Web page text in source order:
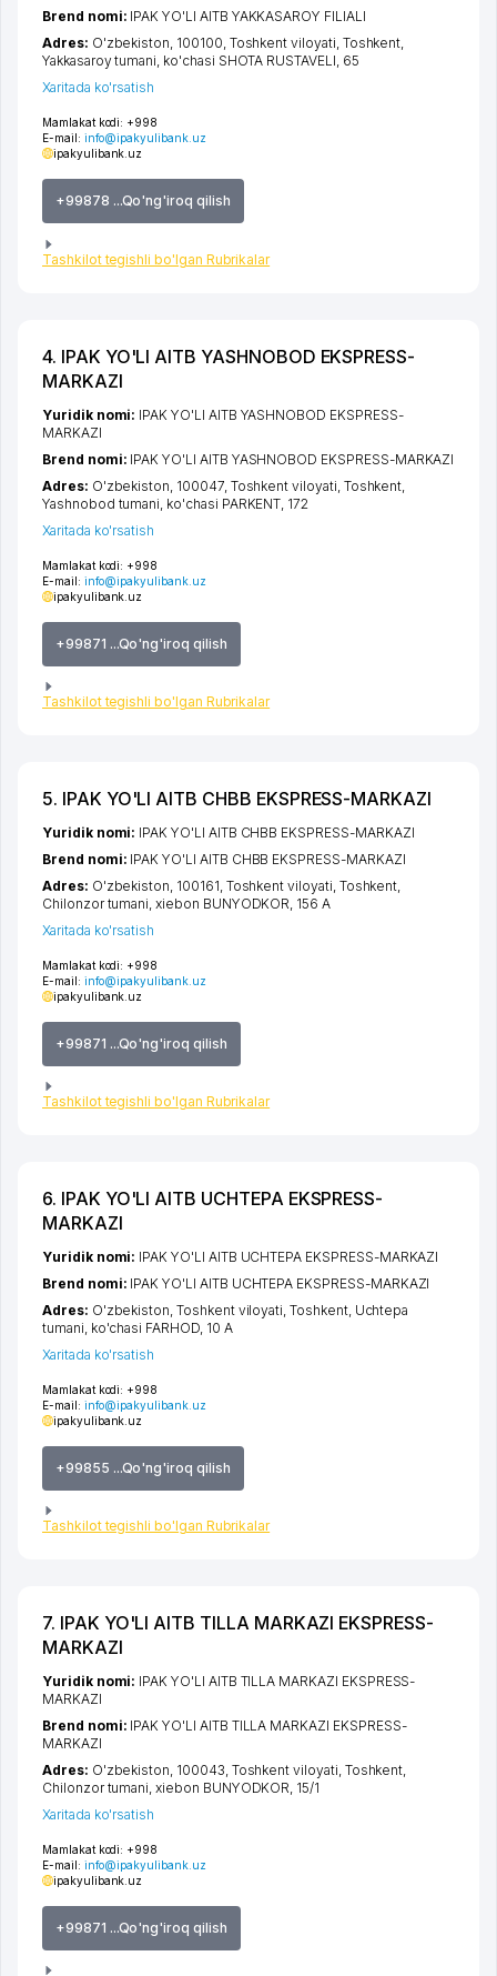
Mamlakat kodi: +998
E-mail: info@ipakyulibank.uz
ipakyulibank.uz
+99878 ...Qo'ng'iroq qilish
Tashkilot tegishli bo'lgan Rubrikalar
Brend nomi: IPAK YO'LI AITB YAKKASAROY FILIALI
Adres: O'zbekiston, 100100, Toshkent viloyati, Toshkent,
Yakkasaroy tumani, ko'chasi SHOTA RUSTAVELI, 65
Xaritada ko'rsatish
4. IPAK YO'LI AITB YASHNOBOD EKSPRESS-
MARKAZI
Mamlakat kodi: +998
E-mail: info@ipakyulibank.uz
ipakyulibank.uz
+99871 ...Qo'ng'iroq qilish
Tashkilot tegishli bo'lgan Rubrikalar
Yuridik nomi: IPAK YO'LI AITB YASHNOBOD EKSPRESS-
MARKAZI
Brend nomi: IPAK YO'LI AITB YASHNOBOD EKSPRESS-MARKAZI
Adres: O'zbekiston, 100047, Toshkent viloyati Toshkent
Yashnobod tumani ko'chasi PARKENT , 172
Xaritada ko'rsatish
5. IPAK YO'LI AITB CHBB EKSPRESS-MARKAZI
Mamlakat kodi: +998
E-mail: info@ipakyulibank.uz
ipakyulibank.uz
+99871 ...Qo'ng'iroq qilish
Tashkilot tegishli bo'lgan Rubrikalar
Yuridik nomi: IPAK YO'LI AITB CHBB EKSPRESS-MARKAZI
Brend nomi: IPAK YO'LI AITB CHBB EKSPRESS-MARKAZI
Adres: O'zbekiston, 100161, Toshkent viloyati Toshkent
Chilonzor tumani ,xiеbon BUNYODKOR , 156 A
Xaritada ko'rsatish
6. IPAK YO'LI AITB UCHTEPA EKSPRESS-
MARKAZI
Mamlakat kodi: +998
E-mail: info@ipakyulibank.uz
ipakyulibank.uz
+99855 ...Qo'ng'iroq qilish
Tashkilot tegishli bo'lgan Rubrikalar
Yuridik nomi: IPAK YO'LI AITB UCHTEPA EKSPRESS-MARKAZI
Brend nomi: IPAK YO'LI AITB UCHTEPA EKSPRESS-MARKAZI
Adres: O'zbekiston,Toshkent viloyati,Toshkent, Uchtepa
tumani, ko'chasi FARHOD, 10 A
Xaritada ko'rsatish
7. IPAK YO'LI AITB TILLA MARKAZI EKSPRESS-
MARKAZI
Mamlakat kodi: +998
E-mail: info@ipakyulibank.uz
ipakyulibank.uz
+99871 ...Qo'ng'iroq qilish
Yuridik nomi: IPAK YO'LI AITB TILLA MARKAZI EKSPRESS-
MARKAZI
Brend nomi: IPAK YO'LI AITB TILLA MARKAZI EKSPRESS-
MARKAZI
Adres: O'zbekiston, 100043, Toshkent viloyati, Toshkent,
Chilonzor tumani,xiеbon BUNYODKOR, 15/1
Xaritada ko'rsatish